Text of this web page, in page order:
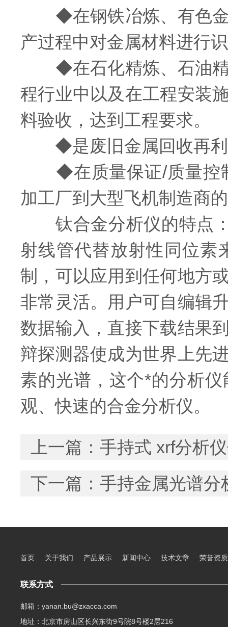
◆在钢铁冶炼、有色金
产过程中对金属材料进行
◆在石化精炼、石油精
程行业中以及在工程安装
料验收，达到工程要求。
◆是废旧金属回收再利
◆在质量保证/质量控制
加工厂到大型飞机制造商
钛合金分析仪的特点：
射线管代替放射性同位素
制，可以应用到任何地方
非常灵活。用户可自编辑
数据输入，直接下载结果
辩探测器使成为世界上先
素的光谱，这个*的分析
观、快速的合金分析仪。
上一篇： 手持式 xrf分析
下一篇： 手持金属光谱分
首页 关于我们 产品展示 新闻中心 技术文章 荣誉资质
联系方式
邮箱：yanan.bu@zxacca.com
地址：北京市房山区长兴东街9号院8号楼2层216